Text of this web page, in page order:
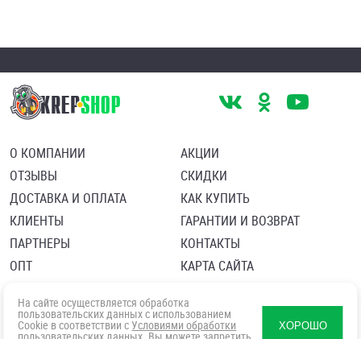
О КОМПАНИИ
ОТЗЫВЫ
ДОСТАВКА И ОПЛАТА
КЛИЕНТЫ
ПАРТНЕРЫ
ОПТ
АКЦИИ
СКИДКИ
КАК КУПИТЬ
ГАРАНТИИ И ВОЗВРАТ
КОНТАКТЫ
КАРТА САЙТА
Политика в отношении обработки персональных данных
Согласие посетителя сайта на обработку персональных данны
На сайте осуществляется обработка
пользовательских данных с использованием
Cookie в соответствии с Условиями обработки ХОРОШО